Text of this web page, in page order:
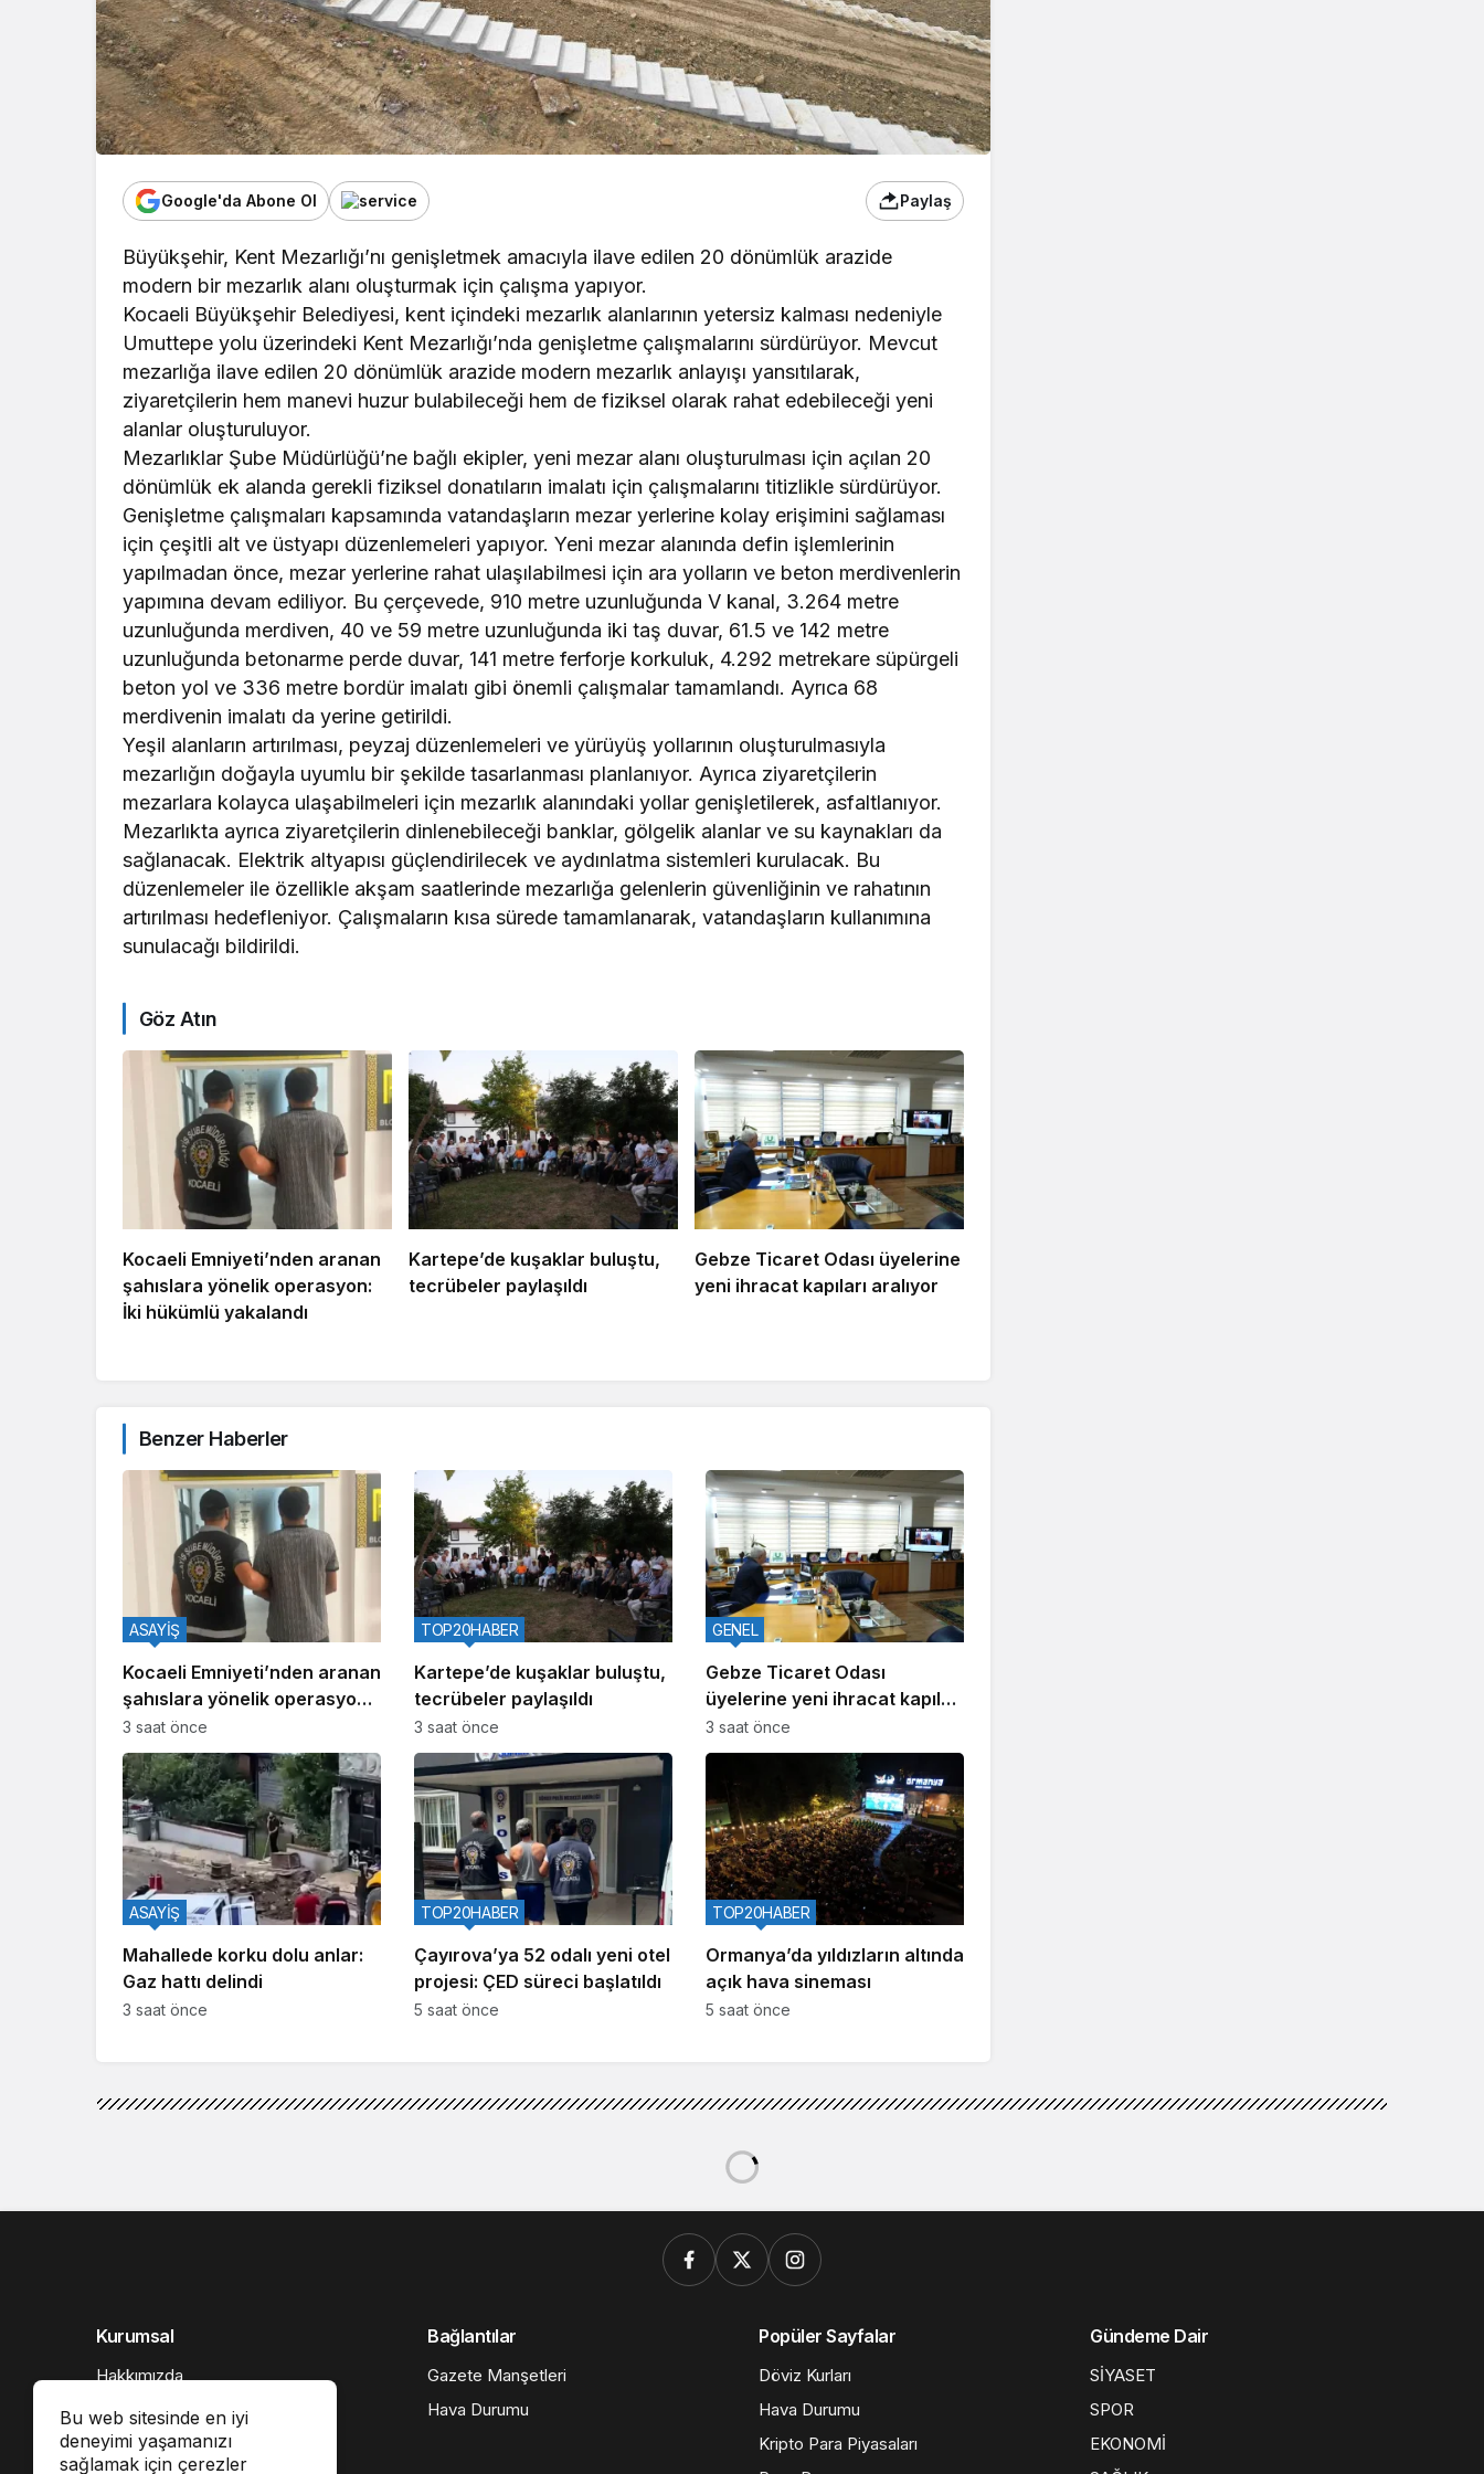
Google'da Abone Ol Paylaş
Büyükşehir, Kent Mezarlığı’nı genişletmek amacıyla ilave edilen 20 dönümlük arazide
modern bir mezarlık alanı oluşturmak için çalışma yapıyor.
Kocaeli Büyükşehir Belediyesi, kent içindeki mezarlık alanlarının yetersiz kalması nedeniyle
Umuttepe yolu üzerindeki Kent Mezarlığı’nda genişletme çalışmalarını sürdürüyor. Mevcut
mezarlığa ilave edilen 20 dönümlük arazide modern mezarlık anlayışı yansıtılarak,
ziyaretçilerin hem manevi huzur bulabileceği hem de fiziksel olarak rahat edebileceği yeni
alanlar oluşturuluyor.
Mezarlıklar Şube Müdürlüğü’ne bağlı ekipler, yeni mezar alanı oluşturulması için açılan 20
dönümlük ek alanda gerekli fiziksel donatıların imalatı için çalışmalarını titizlikle sürdürüyor.
Genişletme çalışmaları kapsamında vatandaşların mezar yerlerine kolay erişimini sağlaması
için çeşitli alt ve üstyapı düzenlemeleri yapıyor. Yeni mezar alanında defin işlemlerinin
yapılmadan önce, mezar yerlerine rahat ulaşılabilmesi için ara yolların ve beton merdivenlerin
yapımına devam ediliyor. Bu çerçevede, 910 metre uzunluğunda V kanal, 3.264 metre
uzunluğunda merdiven, 40 ve 59 metre uzunluğunda iki taş duvar, 61.5 ve 142 metre
uzunluğunda betonarme perde duvar, 141 metre ferforje korkuluk, 4.292 metrekare süpürgeli
beton yol ve 336 metre bordür imalatı gibi önemli çalışmalar tamamlandı. Ayrıca 68
merdivenin imalatı da yerine getirildi.
Yeşil alanların artırılması, peyzaj düzenlemeleri ve yürüyüş yollarının oluşturulmasıyla
mezarlığın doğayla uyumlu bir şekilde tasarlanması planlanıyor. Ayrıca ziyaretçilerin
mezarlara kolayca ulaşabilmeleri için mezarlık alanındaki yollar genişletilerek, asfaltlanıyor.
Mezarlıkta ayrıca ziyaretçilerin dinlenebileceği banklar, gölgelik alanlar ve su kaynakları da
sağlanacak. Elektrik altyapısı güçlendirilecek ve aydınlatma sistemleri kurulacak. Bu
düzenlemeler ile özellikle akşam saatlerinde mezarlığa gelenlerin güvenliğinin ve rahatının
artırılması hedefleniyor. Çalışmaların kısa sürede tamamlanarak, vatandaşların kullanımına
sunulacağı bildirildi.
Göz Atın
Kocaeli Emniyeti’nden aranan
şahıslara yönelik operasyon:
İki hükümlü yakalandı
Kartepe’de kuşaklar buluştu,
tecrübeler paylaşıldı
Gebze Ticaret Odası üyelerine
yeni ihracat kapıları aralıyor
Benzer Haberler
Kocaeli Emniyeti’nden aranan
şahıslara yönelik operasyon:
İki hükümlü yakalandı
ASAYİŞ
3 saat önce
Kartepe’de kuşaklar buluştu,
tecrübeler paylaşıldı
TOP20HABER
3 saat önce
Gebze Ticaret Odası
üyelerine yeni ihracat kapıları
aralıyor
GENEL
3 saat önce
Mahallede korku dolu anlar:
Gaz hattı delindi
ASAYİŞ
3 saat önce
Çayırova’ya 52 odalı yeni otel
projesi: ÇED süreci başlatıldı
TOP20HABER
5 saat önce
Ormanya’da yıldızların altında
açık hava sineması
TOP20HABER
5 saat önce
Bu web sitesinde en iyi
deneyimi yaşamanızı
sağlamak için çerezler
Kurumsal
Hakkımızda
İletişim
Künye
Bağlantılar
Gazete Manşetleri
Hava Durumu
Popüler Sayfalar
Döviz Kurları
Hava Durumu
Kripto Para Piyasaları
Gündeme Dair
SİYASET
SPOR
EKONOMİ